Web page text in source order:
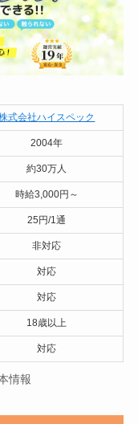
式会社ハイスペック
2004年
約30万人
時給3,000円～
25円/1通
非対応
対応
対応
18歳以上
対応
情報